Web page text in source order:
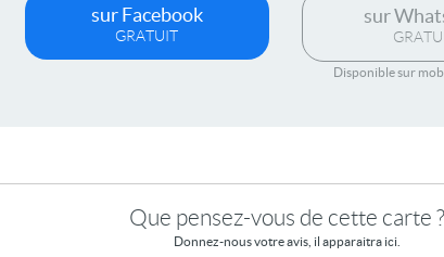
sur Facebook
GRATUIT
sur
Disponible sur
Que pensez-vous de cette carte ?
Donnez-nous votre avis, il apparaitra ici.